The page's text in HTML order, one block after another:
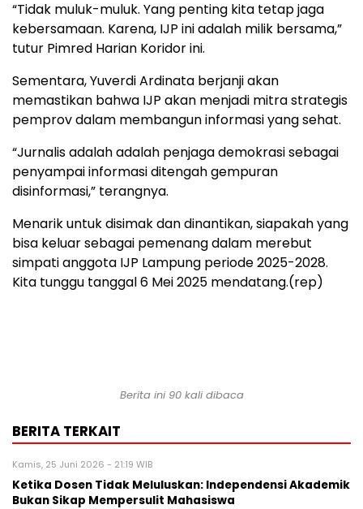
“Tidak muluk-muluk. Yang penting kita tetap jaga
kebersamaan. Karena, IJP ini adalah milik bersama,”
tutur Pimred Harian Koridor ini.
Sementara, Yuverdi Ardinata berjanji akan
memastikan bahwa IJP akan menjadi mitra strategis
pemprov dalam membangun informasi yang sehat.
“Jurnalis adalah adalah penjaga demokrasi sebagai
penyampai informasi ditengah gempuran
disinformasi,” terangnya.
Menarik untuk disimak dan dinantikan, siapakah yang
bisa keluar sebagai pemenang dalam merebut
simpati anggota IJP Lampung periode 2025-2028.
Kita tunggu tanggal 6 Mei 2025 mendatang.(rep)
Berita ini 90 kali dibaca
BERITA TERKAIT
Kamis, 25 Juni 2026 - 21:19 WIB
Ketika Dosen Tidak Meluluskan: Independensi Akademik
Bukan Sikap Mempersulit Mahasiswa